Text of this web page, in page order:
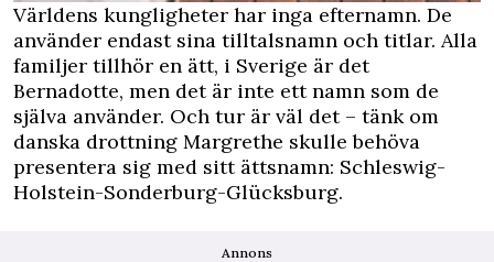
Världens kungligheter har inga efternamn. De
använder endast sina tilltalsnamn och titlar. Alla
familjer tillhör en ätt, i Sverige är det
Bernadotte, men det är inte ett namn som de
själva använder. Och tur är väl det – tänk om
danska drottning Margrethe skulle behöva
presentera sig med sitt ättsnamn: Schleswig-
Holstein-Sonderburg-Glücksburg.
Annons